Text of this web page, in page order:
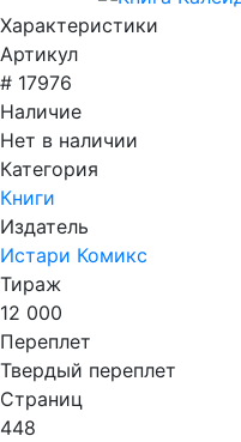
Характеристики
Артикул
# 17976
Наличие
Нет в наличии
Категория
Книги
Издатель
Истари Комикс
Тираж
12 000
Переплет
Твердый переплет
Страниц
448